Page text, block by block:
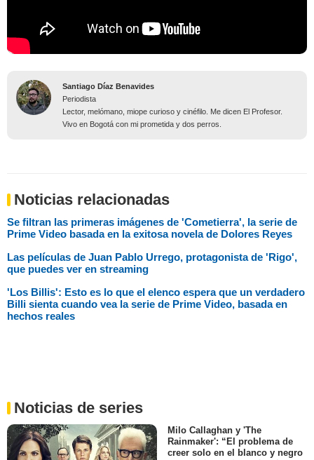
Santiago Díaz Benavides
Periodista
Lector, melómano, miope curioso y cinéfilo. Me dicen El Profesor.
Vivo en Bogotá con mi prometida y dos perros.
Noticias relacionadas
Se filtran las primeras imágenes de 'Cometierra', la serie de
Prime Video basada en la exitosa novela de Dolores Reyes
Las películas de Juan Pablo Urrego, protagonista de 'Rigo',
que puedes ver en streaming
'Los Billis': Esto es lo que el elenco espera que un verdadero
Billi sienta cuando vea la serie de Prime Video, basada en
hechos reales
Noticias de series
Milo Callaghan y 'The
Rainmaker': “El problema de
creer solo en el blanco y negro